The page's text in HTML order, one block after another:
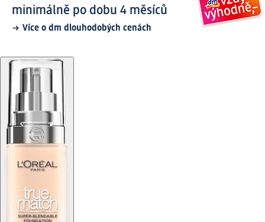
minimálně po dobu 4 měsíců
Více o dm dlouhodobých cenách